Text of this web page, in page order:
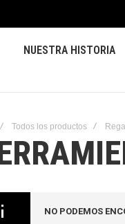
NUESTRA HISTORIA
Todos los productos
NO PODEMOS